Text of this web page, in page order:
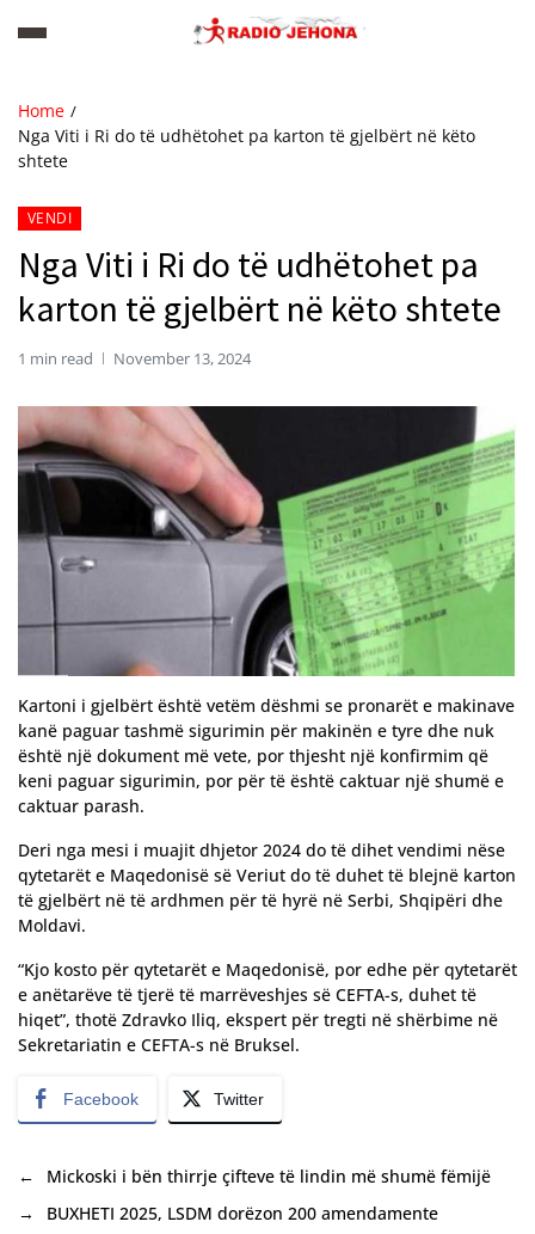
Home
Nga Viti i Ri do të udhëtohet pa karton të gjelbërt në këto
shtete
VENDI
Nga Viti i Ri do të udhëtohet pa
karton të gjelbërt në këto shtete
1 min read November 13, 2024
Kartoni i gjelbërt është vetëm dëshmi se pronarët e makinave
kanë paguar tashmë sigurimin për makinën e tyre dhe nuk
është një dokument më vete, por thjesht një konfirmim që
keni paguar sigurimin, por për të është caktuar një shumë e
caktuar parash.
Deri nga mesi i muajit dhjetor 2024 do të dihet vendimi nëse
qytetarët e Maqedonisë së Veriut do të duhet të blejnë karton
të gjelbërt në të ardhmen për të hyrë në Serbi, Shqipëri dhe
Moldavi.
“Kjo kosto për qytetarët e Maqedonisë, por edhe për qytetarët
e anëtarëve të tjerë të marrëveshjes së CEFTA-s, duhet të
hiqet”, thotë Zdravko Iliq, ekspert për tregti në shërbime në
Sekretariatin e CEFTA-s në Bruksel.
Facebook Twitter
←
Mickoski i bën thirrje çifteve të lindin më shumë fëmijë
→
BUXHETI 2025, LSDM dorëzon 200 amendamente